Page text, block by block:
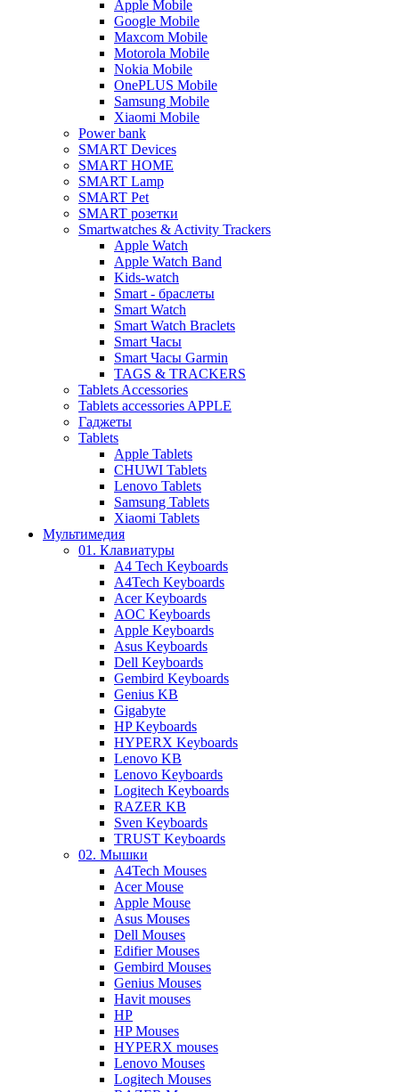
Apple Mobile
Google Mobile
Maxcom Mobile
Motorola Mobile
Nokia Mobile
OnePLUS Mobile
Samsung Mobile
Xiaomi Mobile
Power bank
SMART Devices
SMART HOME
SMART Lamp
SMART Pet
SMART розетки
Smartwatches & Activity Trackers
Apple Watch
Apple Watch Band
Kids-watch
Smart - браслеты
Smart Watch
Smart Watch Braclets
Smart Часы
Smart Часы Garmin
TAGS & TRACKERS
Tablets Accessories
Tablets accessories APPLE
Гаджеты
Tablets
Apple Tablets
CHUWI Tablets
Lenovo Tablets
Samsung Tablets
Xiaomi Tablets
Мультимедия
01. Клавиатуры
A4 Tech Keyboards
A4Tech Keyboards
Acer Keyboards
AOC Keyboards
Apple Keyboards
Asus Keyboards
Dell Keyboards
Gembird Keyboards
Genius KB
Gigabyte
HP Keyboards
HYPERX Keyboards
Lenovo KB
Lenovo Keyboards
Logitech Keyboards
RAZER KB
Sven Keyboards
TRUST Keyboards
02. Мышки
A4Tech Mouses
Acer Mouse
Apple Mouse
Asus Mouses
Dell Mouses
Edifier Mouses
Gembird Mouses
Genius Mouses
Havit mouses
HP
HP Mouses
HYPERX mouses
Lenovo Mouses
Logitech Mouses